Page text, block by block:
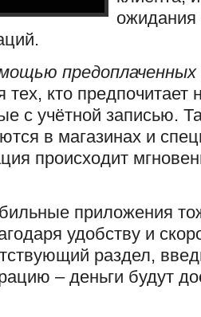
ожидания
тех, кто предпочитает
с учётной записью.
в магазинах и
происходит
приложения
удобству и
раздел,
– деньги будут